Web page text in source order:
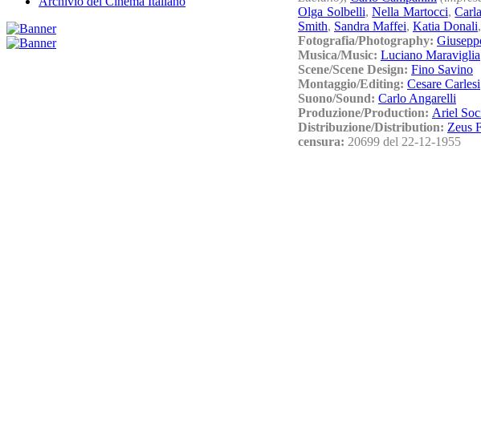
Olga Solbelli,Nella Martocci,
Smith, Sandra Maffei, Katia Donali,
Fotografia/Photography:
Musica/Music: Luciano Maraviglia
Scene/Scene Design: Fino Savino
Montaggio/Editing: Cesare Carlesi
Suono/Sound: Carlo Angarelli
Produzione/Production: Ariel
Distribuzione/Distribution: Zeus
censura: 20699 del 22-12-1955